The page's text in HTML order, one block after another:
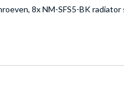
8x NM-SFS5-BK